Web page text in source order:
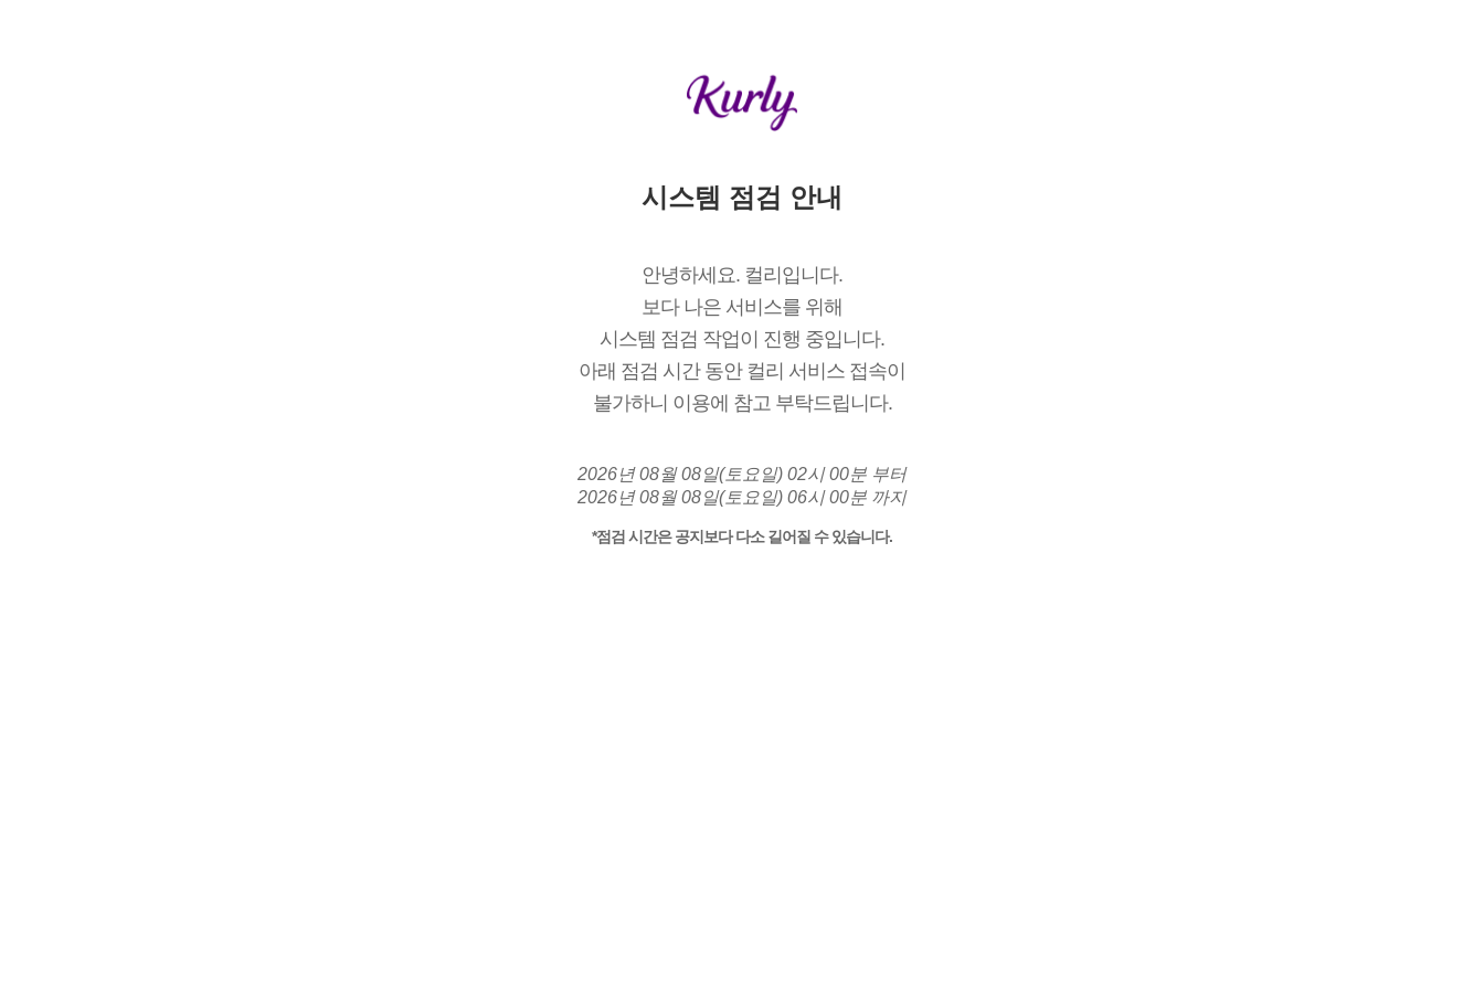
시스템 점검 안내
안녕하세요. 컬리입니다.
보다 나은 서비스를 위해
시스템 점검 작업이 진행 중입니다.
아래 점검 시간 동안 컬리 서비스 접속이
불가하니 이용에 참고 부탁드립니다.
2026년 08월 08일(토요일) 02시 00분 부터
2026년 08월 08일(토요일) 06시 00분 까지
*점검 시간은 공지보다 다소 길어질 수 있습니다.